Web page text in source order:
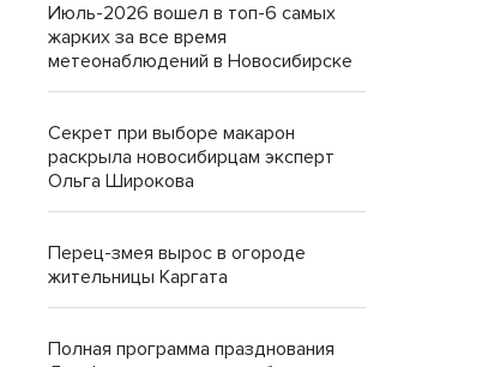
Июль-2026 вошел в топ-6 самых
жарких за все время
метеонаблюдений в Новосибирске
Секрет при выборе макарон
раскрыла новосибирцам эксперт
Ольга Широкова
Перец-змея вырос в огороде
жительницы Каргата
Полная программа празднования